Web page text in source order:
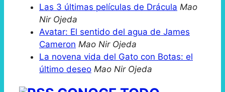
Las 3 últimas películas de Drácula Mao
Nir Ojeda
Avatar: El sentido del agua de James
Cameron Mao Nir Ojeda
La novena vida del Gato con Botas: el
último deseo Mao Nir Ojeda